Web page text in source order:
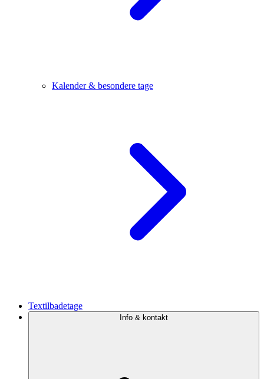
Kalender & besondere tage
Textilbadetage
Info & kontakt